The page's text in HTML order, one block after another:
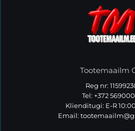
Tootemaailm
Reg nr:
Tel: +372
Klienditugi: E-R
Email: